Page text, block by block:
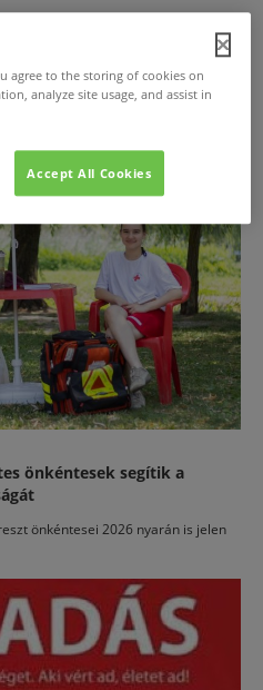
önkéntesek segítik a
önkéntesei 2026 nyarán is jelen
agree to the storing of cookies on
analyze site usage, and assist in
Accept All Cookies